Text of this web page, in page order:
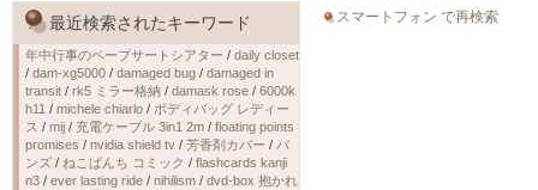
スマートフォン で再検索
最近検索されたキーワード
年中行事のペープサートシアター / daily closet
/ dam-xg5000 / damaged bug / damaged in
transit / rk5 ミラー格納 / damask rose / 6000k
h11 / michele chiarlo / ボディバッグ レディー
ス / mij / 充電ケーブル 3in1 2m / floating points
promises / nvidia shield tv / 芳香剤カバー / バ
ンズ / ねこぱんち コミック / flashcards kanji
n3 / ever lasting ride / nihilism / dvd-box 抱かれ